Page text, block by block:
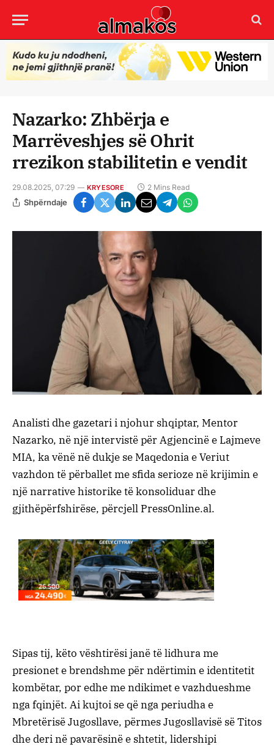
Nazarko: Zhbërja e
Marrëveshjes së Ohrit
rrezikon stabilitetin e vendit
29.08.2025, 07:29 KRYESORE 2 Mins Read
Shpërndaje
Analisti dhe gazetari i njohur shqiptar, Mentor
Nazarko, në një intervistë për Agjencinë e Lajmeve
MIA, ka vënë në dukje se Maqedonia e Veriut
vazhdon të përballet me sfida serioze në krijimin e
një narrative historike të konsoliduar dhe
gjithëpërfshirëse, përcjell PressOnline.al.
Sipas tij, këto vështirësi janë të lidhura me
presionet e brendshme për ndërtimin e identitetit
kombëtar, por edhe me ndikimet e vazhdueshme
nga fqinjët. Ai kujtoi se që nga periudha e
Mbretërisë Jugosllave, përmes Jugosllavisë së Titos
dhe deri në pavarësinë e shtetit, lidershipi